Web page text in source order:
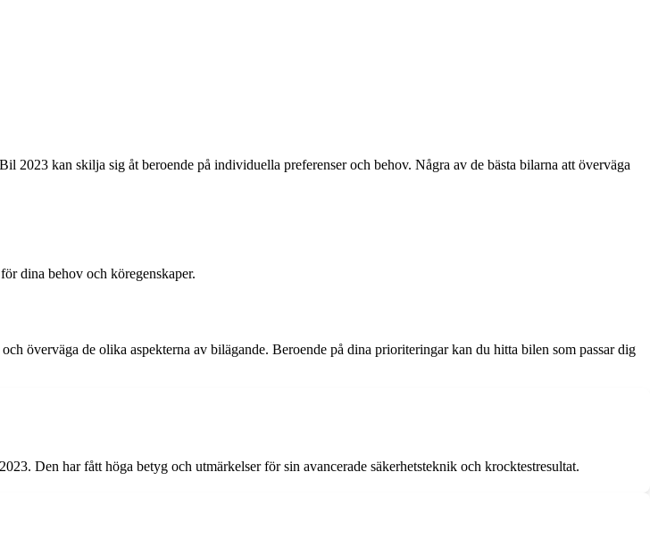
2023 kan skilja sig åt beroende på individuella preferenser och behov. Några av de bästa bilarna att överväga
dina behov och köregenskaper.
överväga de olika aspekterna av bilägande. Beroende på dina prioriteringar kan du hitta bilen som passar dig
Den har fått höga betyg och utmärkelser för sin avancerade säkerhetsteknik och krocktestresultat.